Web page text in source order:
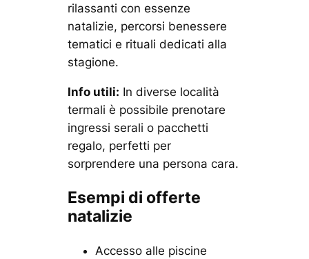
rilassanti con essenze
natalizie, percorsi benessere
tematici e rituali dedicati alla
stagione.
Info utili: In diverse località
termali è possibile prenotare
ingressi serali o pacchetti
regalo, perfetti per
sorprendere una persona cara.
Esempi di offerte
natalizie
Accesso alle piscine